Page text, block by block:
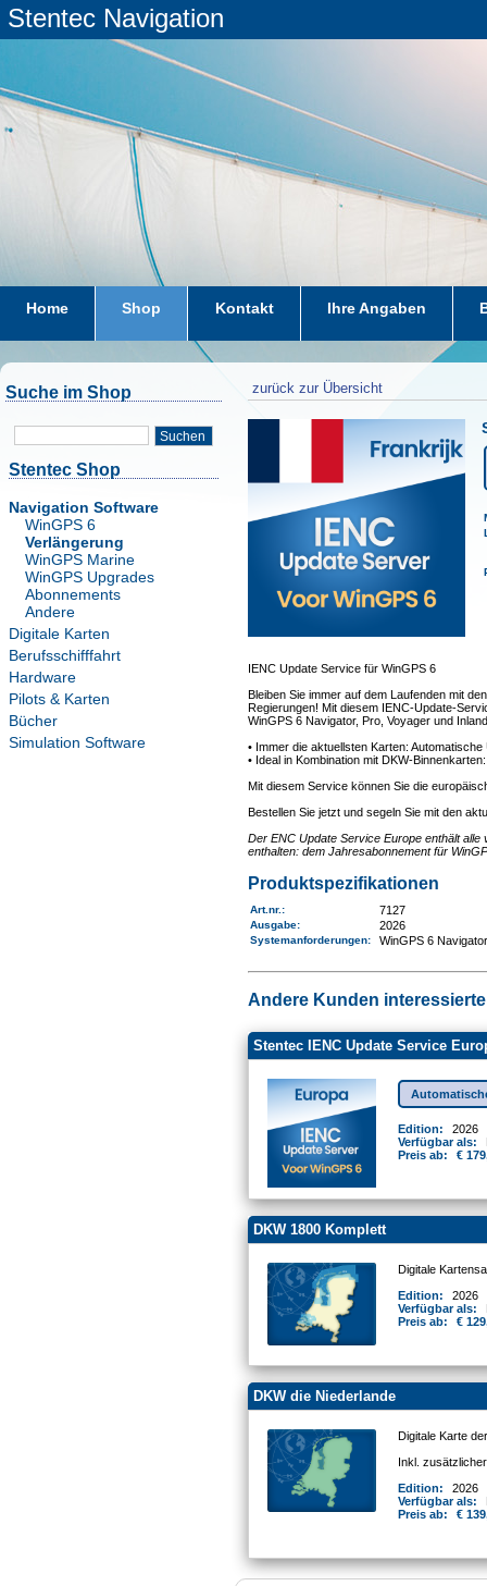
Stentec Navigation
Home Shop Kontakt Ihre Angaben
Suche im Shop
Suchen
Stentec Shop
Navigation Software
WinGPS 6
Verlängerung
WinGPS Marine
WinGPS Upgrades
Abonnements
Andere
Digitale Karten
Berufsschifffahrt
Hardware
Pilots & Karten
Bücher
Simulation Software
zurück zur Übersicht
IENC Update Service für WinGPS 6
Bleiben Sie immer auf dem Laufenden mit
Regierungen! Mit diesem IENC-Update-
WinGPS 6 Navigator, Pro, Voyager und
• Immer die aktuellsten Karten:
• Ideal in Kombination mit DKW-
Mit diesem Service können Sie die
Bestellen Sie jetzt und segeln Sie mit den
Der ENC Update Service Europe enthält
enthalten: dem Jahresabonnement für
Produktspezifikationen
Art.nr. : 7127
Ausgabe: 2026
Systemanforderungen: WinGPS 6
Andere Kunden
Stentec IENC Update Service
Edition:
2026
Verfügbar als:
Preis ab:
€
DKW 1800 Komplett
Digitale
Edition:
2026
Verfügbar als:
Preis ab:
€
DKW die Niederlande
Digitale Karte
Inkl.
Edition:
2026
Verfügbar als:
Preis ab:
€